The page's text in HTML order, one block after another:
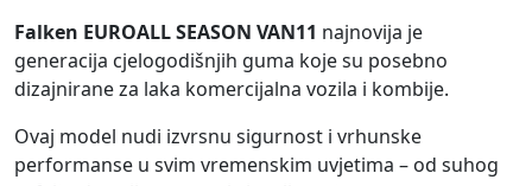
Falken EUROALL SEASON VAN11 najnovija je
generacija cjelogodišnjih guma koje su posebno
dizajnirane za laka komercijalna vozila i kombije.
Ovaj model nudi izvrsnu sigurnost i vrhunske
performanse u svim vremenskim uvjetima – od suhog